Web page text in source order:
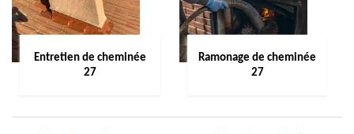
Entretien de cheminée
27
Ramonage de cheminée
27